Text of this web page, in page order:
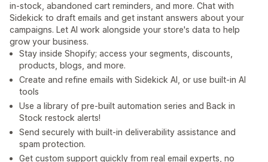
in-stock, abandoned cart reminders, and more. Chat with
Sidekick to draft emails and get instant answers about your
campaigns. Let AI work alongside your store's data to help
grow your business.
Stay inside Shopify; access your segments, discounts,
products, blogs, and more.
Create and refine emails with Sidekick AI, or use built-in AI
tools
Use a library of pre-built automation series and Back in
Stock restock alerts!
Send securely with built-in deliverability assistance and
spam protection.
Get custom support quickly from real email experts, no